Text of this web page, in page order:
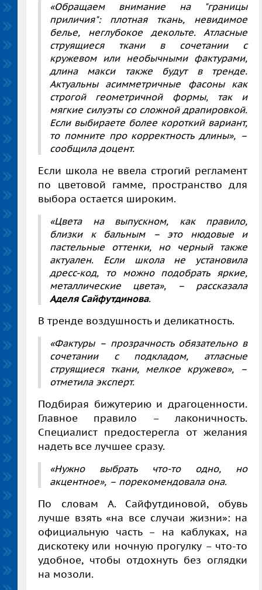
«Обращаем внимание на "границы
приличия": плотная ткань, невидимое
белье, неглубокое декольте. Атласные
струящиеся ткани в сочетании с
кружевом или необычными фактурами,
длина макси также будут в тренде.
Актуальны асимметричные фасоны как
строгой геометричной формы, так и
мягкие силуэты со сложной драпировкой.
Если выбираете более короткий вариант,
то помните про корректность длины», –
сообщила доцент.
Если школа не ввела строгий регламент
по цветовой гамме, пространство для
выбора остается широким.
«Цвета на выпускном, как правило,
близки к бальным – это нюдовые и
пастельные оттенки, но черный также
актуален. Если школа не установила
дресс-код, то можно подобрать яркие,
металлические цвета», – рассказала
Аделя Сайфутдинова.
В тренде воздушность и деликатность.
«Фактуры – прозрачность обязательно в
сочетании с подкладом, атласные
струящиеся ткани, мелкое кружево», –
отметила эксперт.
Подбирая бижутерию и драгоценности.
Главное правило – лаконичность.
Специалист предостерегла от желания
надеть все лучшее сразу.
«Нужно выбрать что-то одно, но
акцентное», – порекомендовала она.
По словам А. Сайфутдиновой, обувь
лучше взять «на все случаи жизни»: на
официальную часть – на каблуках, на
дискотеку или ночную прогулку – что-то
удобное, чтобы отдохнуть без оглядки
на мозоли.